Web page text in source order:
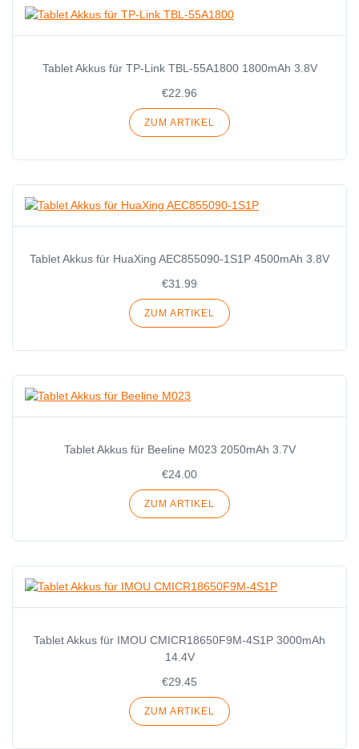
Tablet Akkus für TP-Link TBL-55A1800 1800mAh 3.8V
€22.96
ZUM ARTIKEL
Tablet Akkus für HuaXing AEC855090-1S1P 4500mAh 3.8V
€31.99
ZUM ARTIKEL
Tablet Akkus für Beeline M023 2050mAh 3.7V
€24.00
ZUM ARTIKEL
Tablet Akkus für IMOU CMICR18650F9M-4S1P 3000mAh
14.4V
€29.45
ZUM ARTIKEL